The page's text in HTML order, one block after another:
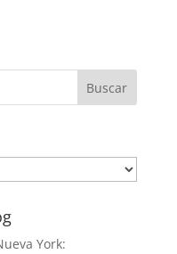
York: